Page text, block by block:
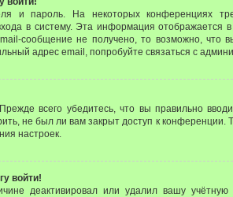
и пароль. На некоторых конференциях
в систему. Эта информация
сообщение не получено, то возможно, что
адрес email, попробуйте связаться с
всего убедитесь, что вы правильно
не был ли вам закрыт доступ к
настроек.
войти!
деактивировал или удалил вашу